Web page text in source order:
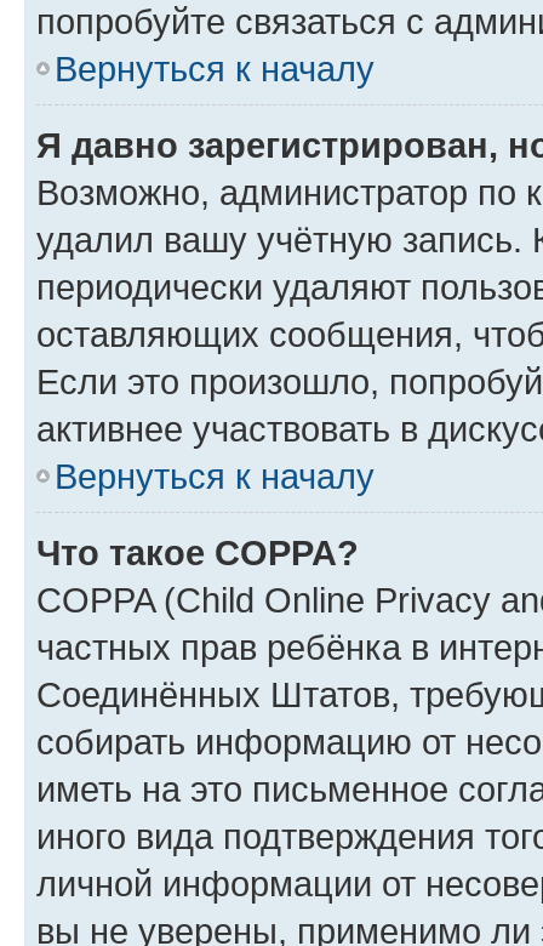
попробуйте связаться с
Вернуться к началу
Я давно зарегистрирован,
Возможно, администратор по
удалил вашу учётную запись.
периодически удаляют
оставляющих сообщения,
Если это произошло,
активнее участвовать в
Вернуться к началу
Что такое COPPA?
COPPA (Child Online Privacy
частных прав ребёнка в
Соединённых Штатов,
собирать информацию от
иметь на это письменное
иного вида подтверждения
личной информации от
вы не уверены, применимо ли